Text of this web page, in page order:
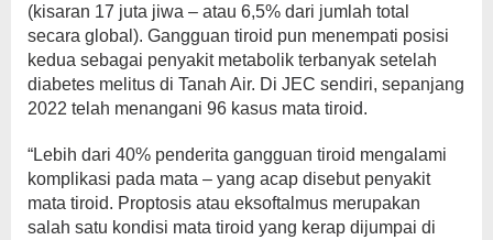
(kisaran 17 juta jiwa – atau 6,5% dari jumlah total
secara global). Gangguan tiroid pun menempati posisi
kedua sebagai penyakit metabolik terbanyak setelah
diabetes melitus di Tanah Air. Di JEC sendiri, sepanjang
2022 telah menangani 96 kasus mata tiroid.
“Lebih dari 40% penderita gangguan tiroid mengalami
komplikasi pada mata – yang acap disebut penyakit
mata tiroid. Proptosis atau eksoftalmus merupakan
salah satu kondisi mata tiroid yang kerap dijumpai di